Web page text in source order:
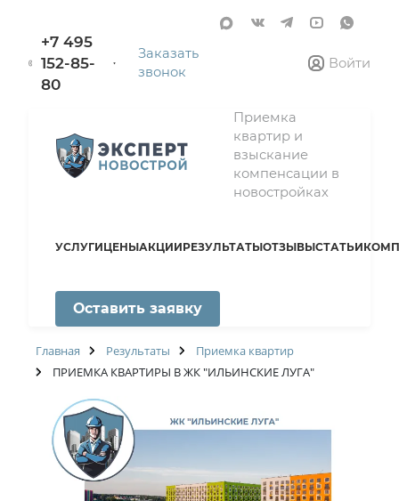
+7 495
152-85-
80
Заказать
звонок
Войти
Приемка
квартир и
взыскание
компенсации в
новостройках
УСЛУГИЦЕНЫАКЦИИРЕЗУЛЬТАТЫОТЗЫВЫСТАТЬИ
Оставить заявку
Главная Результаты
Приемка квартир
ПРИЕМКА КВАРТИРЫ В ЖК "ИЛЬИНСКИЕ ЛУГА"